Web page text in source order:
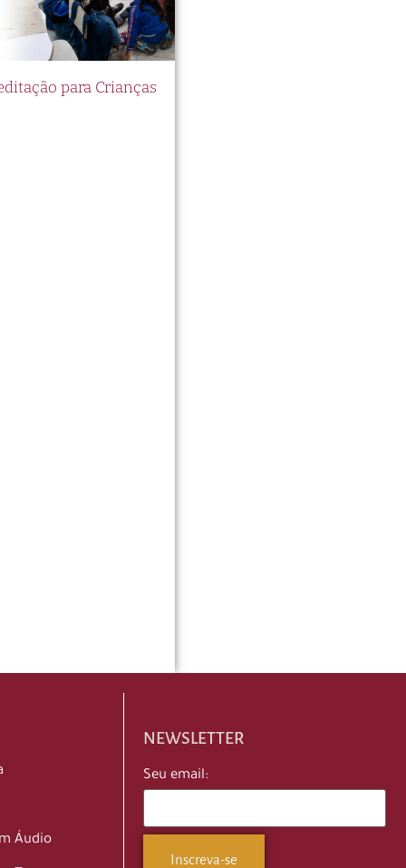
e
e
para Crianças
Áudio
NEWSLETTER
Seu email: